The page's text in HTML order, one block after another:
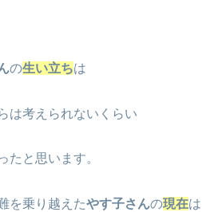
の生い立ちは
は考えられないくらい
たと思います。
を乗り越えたやす子さんの現在は